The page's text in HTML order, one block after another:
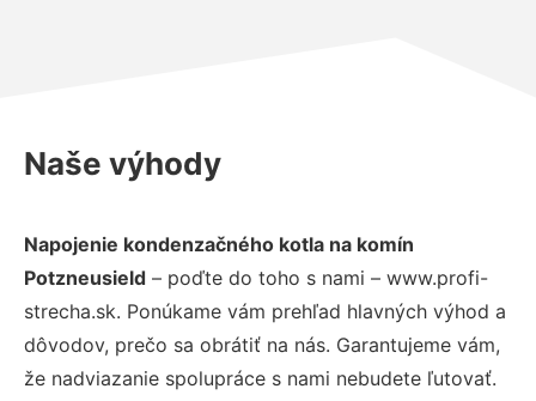
Naše výhody
Napojenie kondenzačného kotla na komín
Potzneusield – poďte do toho s nami – www.profi-
strecha.sk. Ponúkame vám prehľad hlavných výhod a
dôvodov, prečo sa obrátiť na nás. Garantujeme vám,
že nadviazanie spolupráce s nami nebudete ľutovať.